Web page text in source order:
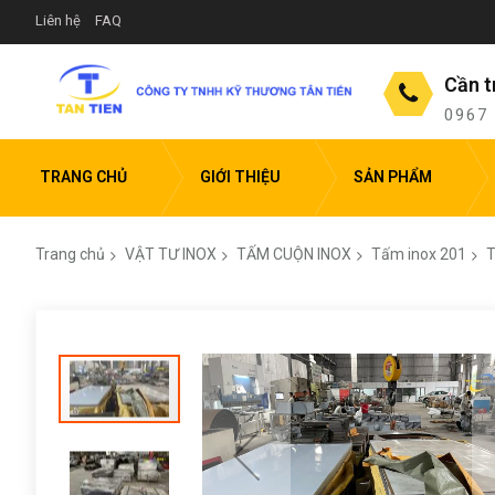
Liên hệ FAQ
Cần
0967
TRANG CHỦ GIỚI THIỆU SẢN PHẨM
Trang chủ VẬT TƯ INOX TẤM CUỘN INOX Tấm inox 201
phần